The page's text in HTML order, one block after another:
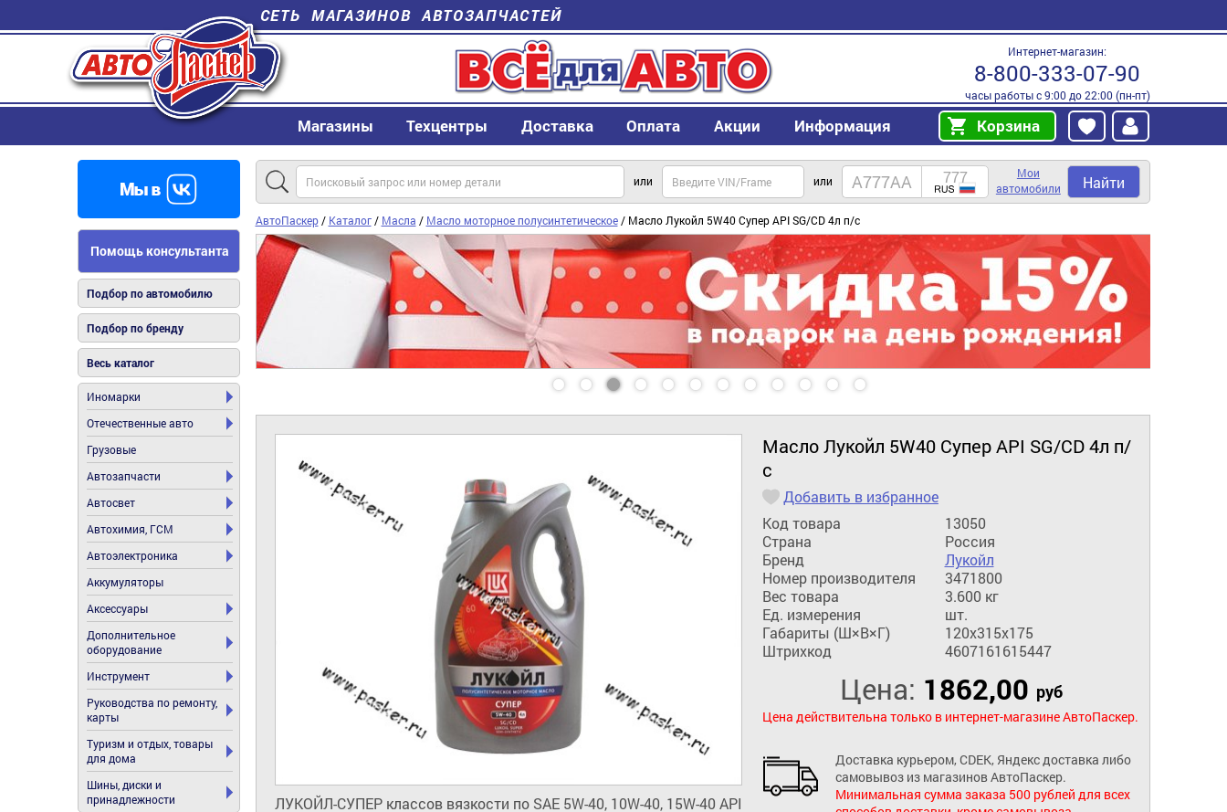
СЕТЬ МАГАЗИНОВ АВТОЗАПЧАСТЕЙ
Интернет-магазин:
8-800-333-07-90
часы работы с 9:00 до 22:00 (пн-пт)
Магазины Техцентры Доставка Оплата Акции Информация Корзина
Помощь консультанта
Подбор по автомобилю
Подбор по бренду
Весь каталог
Иномарки
Отечественные авто
Грузовые
Автозапчасти
Автосвет
Автохимия, ГСМ
Автоэлектроника
Аккумуляторы
Аксессуары
Дополнительное
оборудование
Инструмент
Руководства по ремонту,
карты
Туризм и отдых, товары
для дома
Шины, диски и
принадлежности
или или
Мои
автомобили
Найти
АвтоПаскер/ Каталог/ Масла / Масло моторное полусинтетическое/ Масло Лукойл 5W40 Супер API SG/CD 4л п/с
Масло Лукойл 5W40 Супер API SG/CD 4л п/
с
Добавить в избранное
Код товара
13050
Страна
Россия
Бренд
Лукойл
Номер производителя
3471800
Вес товара
3.600 кг
Ед. измерения
шт.
Габариты (Ш×В×Г)
120x315x175
Штрихкод
4607161615447
Цена: 1862,00 руб
Цена действительна только в интернет-магазине АвтоПаскер.
Доставка курьером, CDEK, Яндекс доставка либо
самовывоз из магазинов АвтоПаскер.
Минимальная сумма заказа 500 рублей для всех
ЛУКОЙЛ-СУПЕР классов вязкости по SAE 5W-40, 10W-40, 15W-40 API